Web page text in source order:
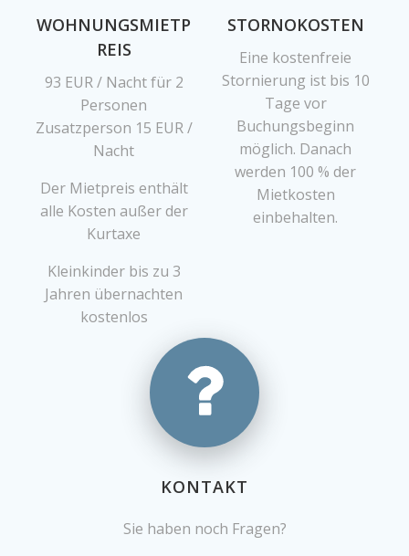
WOHNUNGSMIETP
REIS
93 EUR / Nacht für 2
Personen
Zusatzperson 15 EUR /
Nacht
Der Mietpreis enthält
alle Kosten außer der
Kurtaxe
Kleinkinder bis zu 3
Jahren übernachten
kostenlos
STORNOKOSTEN
Eine kostenfreie
Stornierung ist bis 10
Tage vor
Buchungsbeginn
möglich. Danach
werden 100 % der
Mietkosten
einbehalten.
KONTAKT
Sie haben noch Fragen?